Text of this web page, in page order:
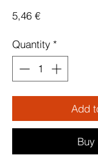
5,46 €Price
Quantity *
Add
Buy